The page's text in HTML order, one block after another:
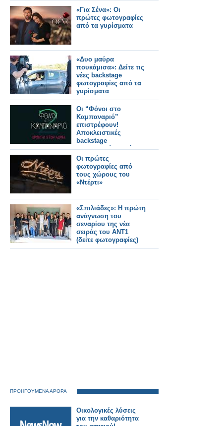
«Για Σένα»: Οι
πρώτες φωτογραφίες
από τα γυρίσματα
«Δυο μαύρα
πουκάμισα»: Δείτε τις
νέες backstage
φωτογραφίες από τα
γυρίσματα
Οι “Φόνοι στο
Καμπαναριό”
επιστρέφουν!
Αποκλειστικές
backstage
φωτογραφίες από τα
γυρίσματα!
Οι πρώτες
φωτογραφίες από
τους χώρους του
«Ντέρτι»
«Σπιλιάδες»: Η πρώτη
ανάγνωση του
σεναρίου της νέα
σειράς του ΑΝΤ1
(δείτε φωτογραφίες)
ΠΡΟΗΓΟΥΜΕΝΑ ΑΡΘΡΑ
Οικολογικές λύσεις
για την καθαριότητα